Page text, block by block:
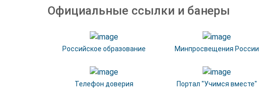
Официальные ссылки и банеры
Российское образование Минпросвещения России
Телефон доверия Портал "Учимся вместе"